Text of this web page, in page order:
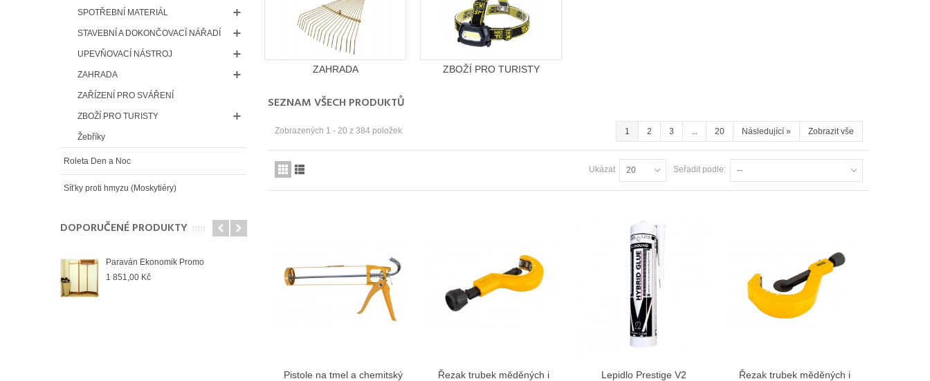
SPOTŘEBNÍ MATERIÁL
STAVEBNÍ A DOKONČOVACÍ NÁŘADÍ
UPEVŇOVACÍ NÁSTROJ
ZAHRADA
ZAŘÍZENÍ PRO SVÁŘENÍ
ZBOŽÍ PRO TURISTY
Žebříky
Roleta Den a Noc
Síťky proti hmyzu (Moskytiéry)
DOPORUČENÉ PRODUKTY
Paraván Ekonomik Promo
1 851,00 Kč
ZAHRADA ZBOŽÍ PRO TURISTY
SEZNAM VŠECH PRODUKTŮ
1 2 3 ... 20 Následující » Zobrazit vše
Zobrazených 1 - 20 z 384 položek
Seřadit podle: --
Ukázat 20
Zobrazit více
Pistole na tmel a chemitský
Zobrazit více
Řezak trubek měděných i
Zobrazit více
Lepidlo Prestige V2 Zobrazit více
Řezak trubek měděných i